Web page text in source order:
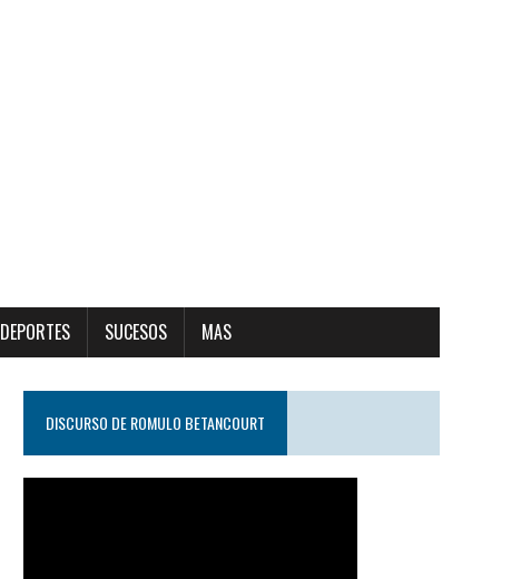
DEPORTES SUCESOS MAS
DISCURSO DE ROMULO BETANCOURT